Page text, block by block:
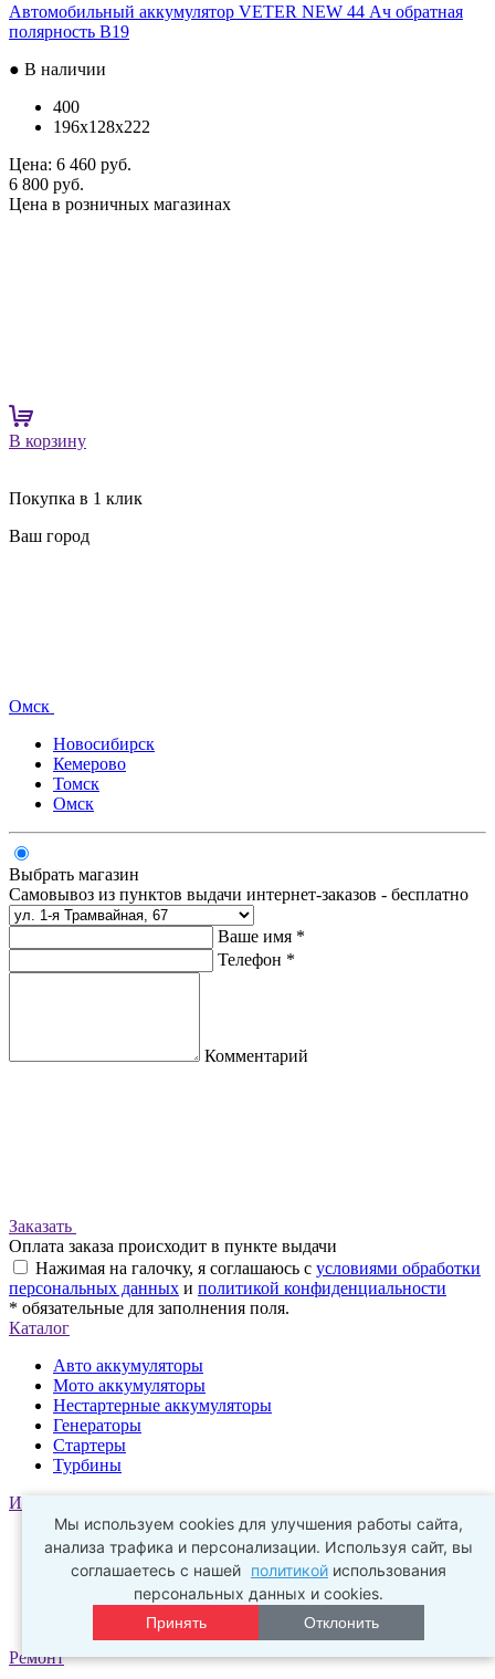
Автомобильный аккумулятор VETER NEW 44 Ач обратная
полярность B19
● В наличии
400
196x128x222
Цена: 6 460 руб.
6 800 руб.
Цена в розничных магазинах
В корзину
Покупка в 1 клик
Ваш город
Омск
Новосибирск
Кемерово
Томск
Омск
Выбрать магазин
Самовывоз из пунктов выдачи интернет-заказов - бесплатно
Ваше имя *
Телефон *
Комментарий
Заказать
Оплата заказа происходит в пункте выдачи
Нажимая на галочку, я соглашаюсь с условиями обработки
персональных данных и политикой конфиденциальности
* обязательные для заполнения поля.
Каталог
Авто аккумуляторы
Мото аккумуляторы
Нестартерные аккумуляторы
Генераторы
Стартеры
Турбины
Информация
О компании
Новости
Оптовым покупателям
Обработка персональных данных
Политика конфиденциальности
Ремонт
Мы используем cookies для улучшения работы сайта,
анализа трафика и персонализации. Используя сайт, вы
соглашаетесь с нашей политикой использования
персональных данных и cookies.
Принять Отклонить